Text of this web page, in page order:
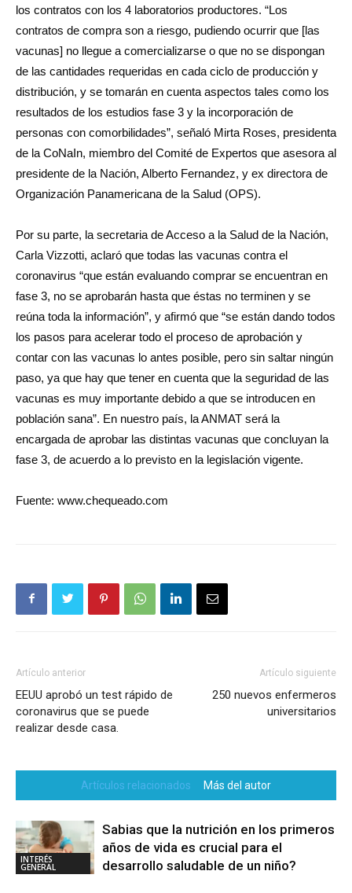
los contratos con los 4 laboratorios productores. “Los
contratos de compra son a riesgo, pudiendo ocurrir que [las
vacunas] no llegue a comercializarse o que no se dispongan
de las cantidades requeridas en cada ciclo de producción y
distribución, y se tomarán en cuenta aspectos tales como los
resultados de los estudios fase 3 y la incorporación de
personas con comorbilidades”, señaló Mirta Roses, presidenta
de la CoNaIn, miembro del Comité de Expertos que asesora al
presidente de la Nación, Alberto Fernandez, y ex directora de
Organización Panamericana de la Salud (OPS).
Por su parte, la secretaria de Acceso a la Salud de la Nación,
Carla Vizzotti, aclaró que todas las vacunas contra el
coronavirus “que están evaluando comprar se encuentran en
fase 3, no se aprobarán hasta que éstas no terminen y se
reúna toda la información”, y afirmó que “se están dando todos
los pasos para acelerar todo el proceso de aprobación y
contar con las vacunas lo antes posible, pero sin saltar ningún
paso, ya que hay que tener en cuenta que la seguridad de las
vacunas es muy importante debido a que se introducen en
población sana”. En nuestro país, la ANMAT será la
encargada de aprobar las distintas vacunas que concluyan la
fase 3, de acuerdo a lo previsto en la legislación vigente.
Fuente: www.chequeado.com
Artículo anterior
EEUU aprobó un test rápido de
coronavirus que se puede
realizar desde casa.
Artículo siguiente
250 nuevos enfermeros
universitarios
Artículos relacionados Más del autor
INTERÉS
GENERAL
Sabias que la nutrición en los primeros
años de vida es crucial para el
desarrollo saludable de un niño?